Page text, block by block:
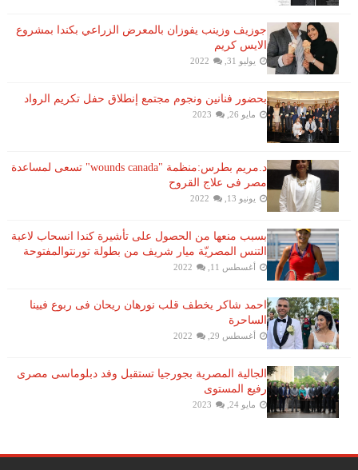
جوزيف وزينب يفوزان بالمعرض الزراعي بكندا بمشروع
الايس كريم
يوليو 31, 2022
بحضور فنانين ونجوم مجتمع إنطلاق حفل تكريم الرواد
مايو 26, 2023
د.مريم بطرس:منظمة "wounds canada" تسعى لمساعدة
مصر فى علاج القروح
يونيو 13, 2022
بسبب منعها من الحصول على تأشيرة كندا انسحاب لاعبة ​
التنس​ المصريّة ​ميار شريف​ من بطولة ​تورنتو​المفتوحة
أغسطس 11, 2022
احمد شاكر يخطف قلب نورهان ريحان فى ربوع فيينا
الساحرة
أغسطس 29, 2022
الجالية المصرية بجورجيا تستقبل وفد دبلوماسى مصرى
رفيع المستوى
مايو 24, 2023